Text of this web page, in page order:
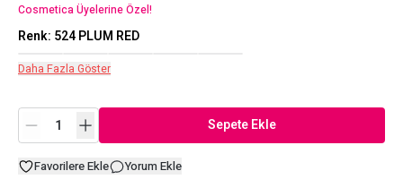
Cosmetica Üyelerine Özel!
Renk: 524 PLUM RED
Daha Fazla Göster
Sepete Ekle
Favorilere Ekle Yorum Ekle